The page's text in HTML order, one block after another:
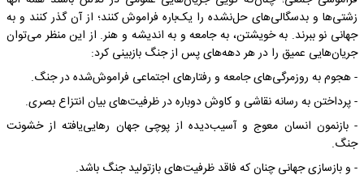
زشتی‌ها و بدسگالی‌های حل‌نشده را یک‌باره فراموش کنند؛ از آن گذر کنند و به
جهانی نو ببرند. به خویشتن، به جامعه و به اندیشه و هنر. از این منظر می‌توان
جریان‌هایی عمیق را در هر دهه‌های پس از جنگ بازبینی کرد:
- هجوم به روزمرگی‌های جامعه و رفتارهای اجتماعی فراموش‌شده در جنگ.
- پرداختن به رسانه‌ نقاشی و کاوش دوباره در ظرفیت‌های بیان انتزاع بصری.
- بازنمون انسان معوج و آسیب‌دیده از پوچی جهان رهایی‌یافته از خشونت
جنگ.
- و بازسازی جهانی چنان که فاقد ظرفیت‌های بازتولید جنگ باشد.